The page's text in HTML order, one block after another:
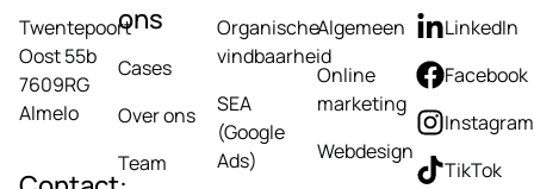
Twentepoort
Oost 55b
7609RG
Almelo
ons
Cases
Over ons
Team
Organische
vindbaarheid
SEA
(Google
Ads)
Algemeen
Online
marketing
Webdesign
LinkedIn
Facebook
Instagram
TikTok